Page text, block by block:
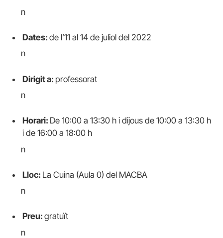
n
Dates: de l’11 al 14 de juliol del 2022
n
Dirigit a: professorat
n
Horari: De 10:00 a 13:30 h i dijous de 10:00 a 13:30 h
i de 16:00 a 18:00 h
n
Lloc: La Cuina (Aula 0) del MACBA
n
Preu: gratuït
n